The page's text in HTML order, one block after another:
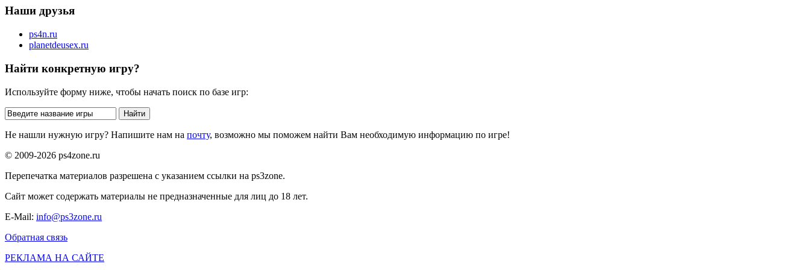
Наши друзья
ps4n.ru
planetdeusex.ru
Найти конкретную игру?
Используйте форму ниже, чтобы начать поиск по базе игр:
Не нашли нужную игру? Напишите нам на почту, возможно мы поможем найти Вам необходимую информацию по игре!
© 2009-2026 ps4zone.ru
Перепечатка материалов разрешена с указанием ссылки на ps3zone.
Сайт может содержать материалы не предназначенные для лиц до 18 лет.
E-Mail: info@ps3zone.ru
Обратная связь
РЕКЛАМА НА САЙТЕ